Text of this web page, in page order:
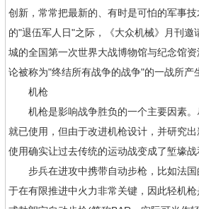
创新，常常把最新的、有时是可怕的军事
的"退伍军人日"之际，《大众机械》月刊邀
城的全国第一次世界大战博物馆与纪念馆
论被称为"终结所有战争的战争"的一战所产
机枪
机枪是影响战争胜负的一个主要因素
就已使用，但由于改进机枪设计，并研究
使用确实让过去传统的运动战变成了堑壕战
步兵在进攻中携带自动步枪，比如法
于在有限推进中火力非常关键，因此轻机